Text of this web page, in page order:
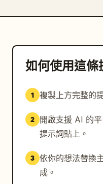
如何使用這條
1 複製上方完整的
2
開啟支援 AI 的
提示詞貼上。
3 依你的想法替換
成。